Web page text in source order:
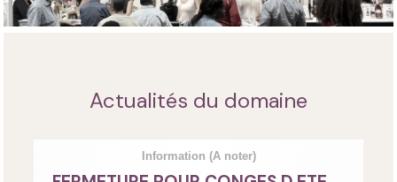
Actualités du domaine
Information (A noter)